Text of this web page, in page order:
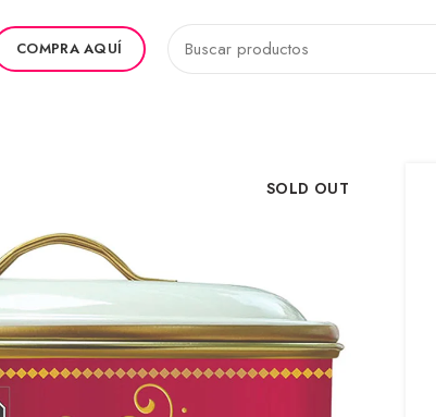
COMPRA AQUÍ
SOLD OUT